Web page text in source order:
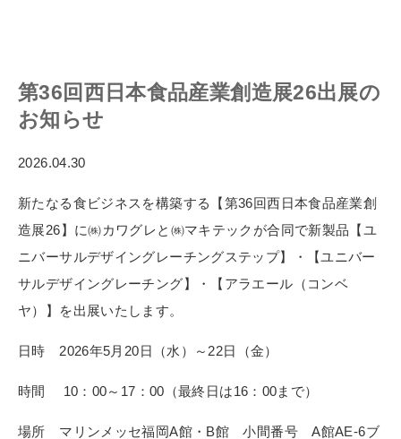
第36回西日本食品産業創造展26出展の
お知らせ
2026.04.30
新たなる食ビジネスを構築する【第36回西日本食品産業創
造展26】に㈱カワグレと㈱マキテックが合同で新製品【ユ
ニバーサルデザイングレーチングステップ】・【ユニバー
サルデザイングレーチング】・【アラエール（コンベ
ヤ）】を出展いたします。
日時 2026年5月20日（水）～22日（金）
時間 10：00～17：00（最終日は16：00まで）
場所 マリンメッセ福岡A館・B館 小間番号 A館AE-6ブ